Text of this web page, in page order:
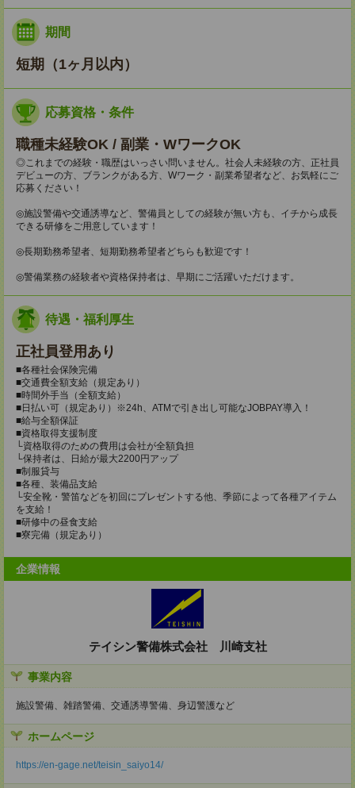
期間
短期（1ヶ月以内）
応募資格・条件
職種未経験OK / 副業・WワークOK
◎これまでの経験・職歴はいっさい問いません。社会人未経験の方、正社員
デビューの方、ブランクがある方、Wワーク・副業希望者など、お気軽にご
応募ください！
◎施設警備や交通誘導など、警備員としての経験が無い方も、イチから成長
できる研修をご用意しています！
◎長期勤務希望者、短期勤務希望者どちらも歓迎です！
◎警備業務の経験者や資格保持者は、早期にご活躍いただけます。
待遇・福利厚生
正社員登用あり
■各種社会保険完備
■交通費全額支給（規定あり）
■時間外手当（全額支給）
■日払い可（規定あり）※24h、ATMで引き出し可能なJOBPAY導入！
■給与全額保証
■資格取得支援制度
└資格取得のための費用は会社が全額負担
└保持者は、日給が最大2200円アップ
■制服貸与
■各種、装備品支給
└安全靴・警笛などを初回にプレゼントする他、季節によって各種アイテム
を支給！
■研修中の昼食支給
■寮完備（規定あり）
企業情報
テイシン警備株式会社 川崎支社
事業内容
施設警備、雑踏警備、交通誘導警備、身辺警護など
ホームページ
https://en-gage.net/teisin_saiyo14/